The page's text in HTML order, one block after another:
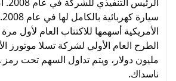
ناسداك.